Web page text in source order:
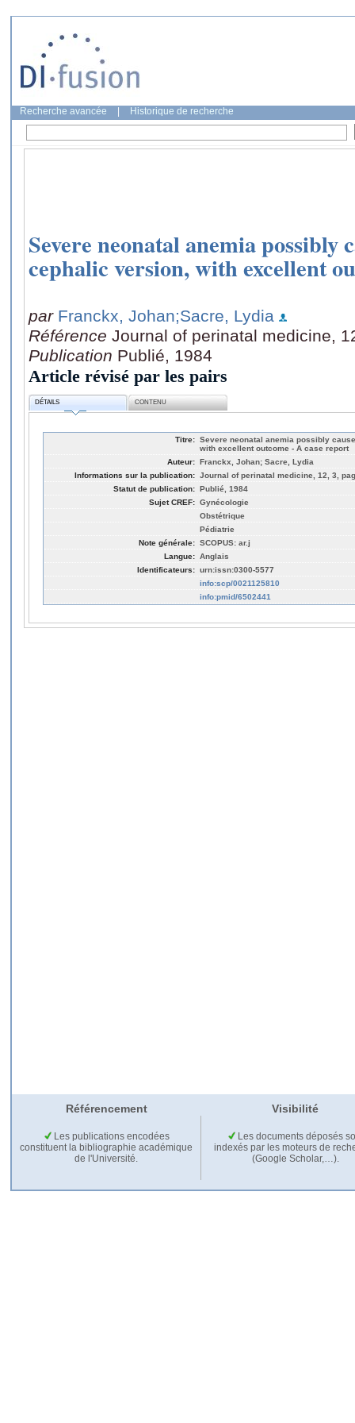
Recherche avancée Historique de recherche
Severe neonatal anemia possibly
cephalic version, with excellent
par Franckx, Johan;Sacre, Lydia
Référence Journal of perinatal medicine,
Publication Publié, 1984
Article révisé par les pairs
DÉTAILS CONTENU
Titre: Severe neonatal anemia possibly
with excellent outcome - A case report
Auteur: Franckx, Johan; Sacre, Lydia
Informations sur la publication: Journal of perinatal medicine, 12, 3,
Statut de publication: Publié, 1984
Sujet CREF: Gynécologie
Obstétrique
Pédiatrie
Note générale: SCOPUS: ar.j
Langue: Anglais
Identificateurs: urn:issn:0300-5577
info:scp/0021125810
info:pmid/6502441
Référencement Visibilité
Les publications encodées
constituent la bibliographie académique
de l'Université.
Les documents déposés
indexés par les moteurs de
(Google Scholar,…).